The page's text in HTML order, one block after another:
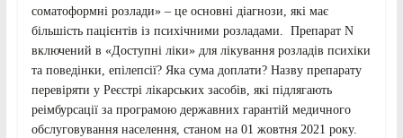
соматоформні розлади» – це основні діагнози, які має
більшість пацієнтів із психічними розладами. Препарат N
включений в «Доступні ліки» для лікування розладів психіки
та поведінки, епілепсії? Яка сума доплати? Назву препарату
перевіряти у Реєстрі лікарських засобів, які підлягають
реімбурсації за програмою державних гарантій медичного
обслуговування населення, станом на 01 жовтня 2021 року.